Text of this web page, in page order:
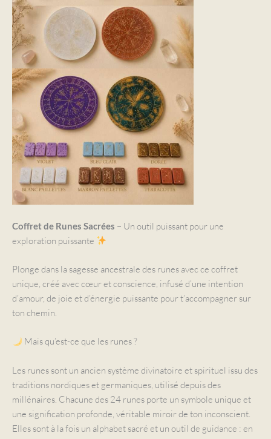
Coffret de Runes Sacrées – Un outil puissant pour une
exploration puissante
Plonge dans la sagesse ancestrale des runes avec ce coffret
unique, créé avec cœur et conscience, infusé d’une intention
d’amour, de joie et d’énergie puissante pour t’accompagner sur
ton chemin.
Mais qu’est-ce que les runes ?
Les runes sont un ancien système divinatoire et spirituel issu des
traditions nordiques et germaniques, utilisé depuis des
millénaires. Chacune des 24 runes porte un symbole unique et
une signification profonde, véritable miroir de ton inconscient.
Elles sont à la fois un alphabet sacré et un outil de guidance : en